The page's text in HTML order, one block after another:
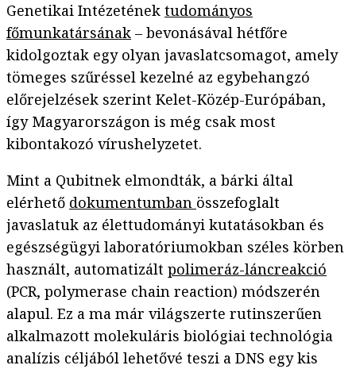
Genetikai Intézetének tudományos
főmunkatársának – bevonásával hétfőre
kidolgoztak egy olyan javaslatcsomagot, amely
tömeges szűréssel kezelné az egybehangzó
előrejelzések szerint Kelet-Közép-Európában,
így Magyarországon is még csak most
kibontakozó vírushelyzetet.
Mint a Qubitnek elmondták, a bárki által
elérhető dokumentumban összefoglalt
javaslatuk az élettudományi kutatásokban és
egészségügyi laboratóriumokban széles körben
használt, automatizált polimeráz-láncreakció
(PCR, polymerase chain reaction) módszerén
alapul. Ez a ma már világszerte rutinszerűen
alkalmazott molekuláris biológiai technológia
analízis céljából lehetővé teszi a DNS egy kis